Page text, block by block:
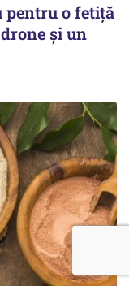
pentru o fetiță
și un